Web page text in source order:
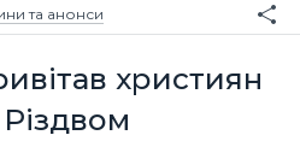
та анонси
християн
Різдвом